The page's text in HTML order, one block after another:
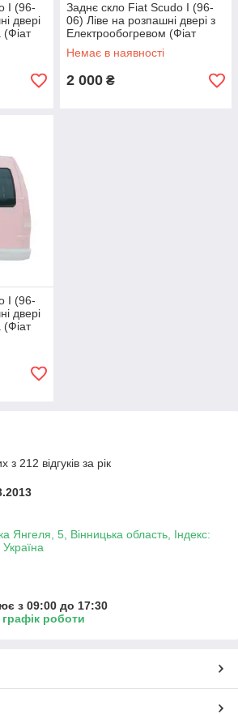
I (96-
двері
(Фіат
Заднє скло Fiat Scudo I (96-
06) Ліве на розпашні двері з
Електрообогревом (Фіат
Скудо I)
Немає в наявності
2 000 ₴
I (96-
двері
(Фіат
з 212 відгуків за рік
Янгеля, 5, Вінницька область, Індекс:
з 09:00 до 17:30
роботи